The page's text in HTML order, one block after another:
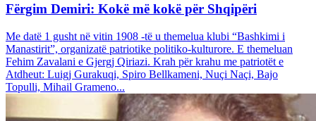
Fërgim Demiri: Kokë më kokë për Shqipëri
Me datë 1 gusht në vitin 1908 -të u themelua klubi “Bashkimi i
Manastirit”, organizatë patriotike politiko-kulturore. E themeluan
Fehim Zavalani e Gjergj Qiriazi. Krah për krahu me patriotët e
Atdheut: Luigj Gurakuqi, Spiro Bellkameni, Nuçi Naçi, Bajo
Topulli, Mihail Grameno...